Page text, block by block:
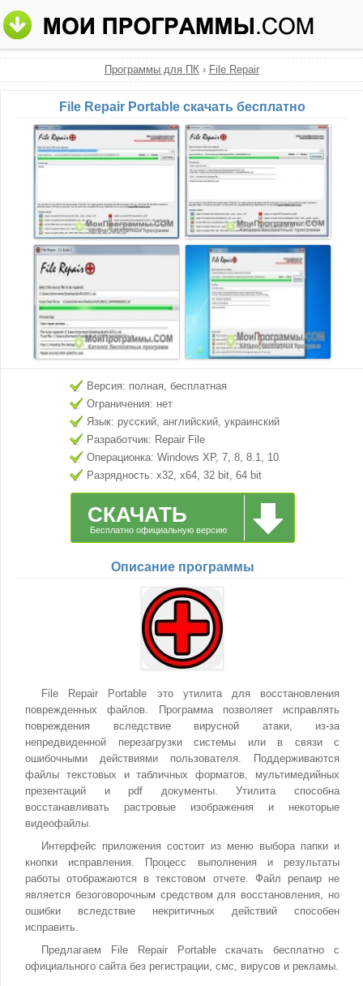
Программы для ПК› File Repair
File Repair Portable скачать бесплатно
Версия: полная, бесплатная
Ограничения: нет
Язык: русский, английский, украинский
Разработчик: Repair File
Операционка: Windows XP, 7, 8, 8.1, 10
Разрядность: x32, x64, 32 bit, 64 bit
СКАЧАТЬ
Бесплатно официальную версию
Описание программы
File Repair Portable это утилита для восстановления
поврежденных файлов. Программа позволяет исправлять
повреждения вследствие вирусной атаки, из-за
непредвиденной перезагрузки системы или в связи с
ошибочными действиями пользователя. Поддерживаются
файлы текстовых и табличных форматов, мультимедийных
презентаций и pdf документы. Утилита способна
восстанавливать растровые изображения и некоторые
видеофайлы.
Интерфейс приложения состоит из меню выбора папки и
кнопки исправления. Процесс выполнения и результаты
работы отображаются в текстовом отчете. Файл репаир не
является безоговорочным средством для восстановления, но
ошибки вследствие некритичных действий способен
исправить.
Предлагаем File Repair Portable скачать бесплатно с
официального сайта без регистрации, смс, вирусов и рекламы.